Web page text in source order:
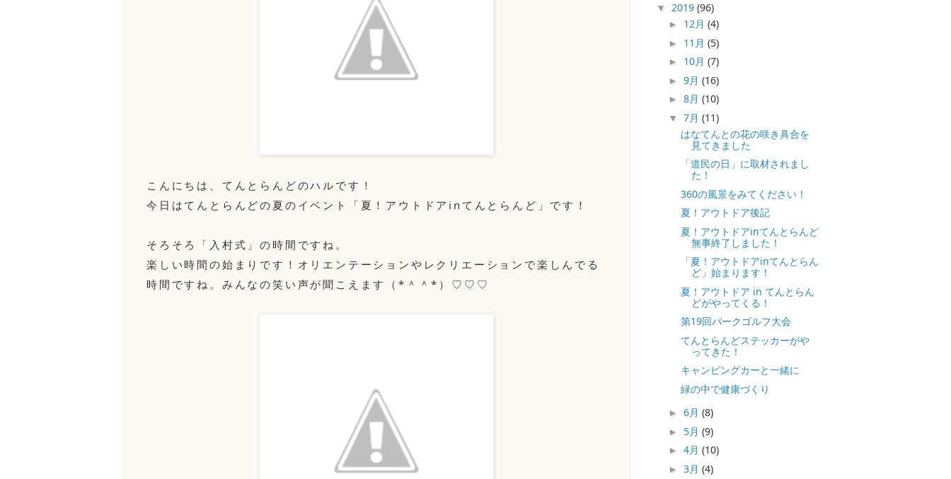
こんにちは、てんとらんどのハルです！
今日はてんとらんどの夏のイベント「夏！アウトドアinてんとらんど」です！
そろそろ「入村式」の時間ですね。
楽しい時間の始まりです！オリエンテーションやレクリエーションで楽しんでる
時間ですね。みんなの笑い声が聞こえます（*＾＾*）♡♡♡
▼ 2019 (96)
► 12月 (4)
► 11月 (5)
► 10月 (7)
► 9月 (16)
► 8月 (10)
▼ 7月 (11)
はなてんとの花の咲き具合を
見てきました
「道民の日」に取材されまし
た！
360の風景をみてください！
夏！アウトドア後記
夏！アウトドアinてんとらんど
無事終了しました！
「夏！アウトドアinてんとらん
ど」始まります！
夏！アウトドア in てんとらん
どがやってくる！
第19回パークゴルフ大会
てんとらんどステッカーがや
ってきた！
キャンピングカーと一緒に
緑の中で健康づくり
► 6月 (8)
► 5月 (9)
► 4月 (10)
► 3月 (4)